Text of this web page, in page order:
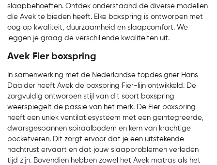
slaapbehoeften. Ontdek onderstaand de diverse modellen
die Avek te bieden heeft. Elke boxspring is ontworpen met
oog op kwaliteit, duurzaamheid en slaapcomfort. We
leggen je graag de verschillende kwaliteiten uit.
Avek Fier boxspring
In samenwerking met de Nederlandse topdesigner Hans
Daalder heeft Avek de boxspring Fier-lijn ontwikkeld. De
zorgvuldig ontworpen stijl van dit soort boxspring
weerspiegelt de passie van het merk. De Fier boxspring
heeft een uniek ventilatiesysteem met een geïntegreerde,
dwarsgespannen spiraalbodem en kern van krachtige
pocketveren. Dit zorgt ervoor dat je een uitstekende
nachtrust ervaart en dat jouw slaapproblemen verleden
tijd zijn. Bovendien hebben zowel het Avek matras als het